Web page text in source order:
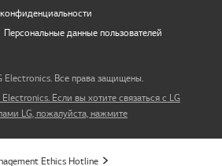
Персональные данные пользователей
Все права защищены.
Если вы хотите связаться с LG
LG, пожалуйста, нажмите
Ethics Hotline